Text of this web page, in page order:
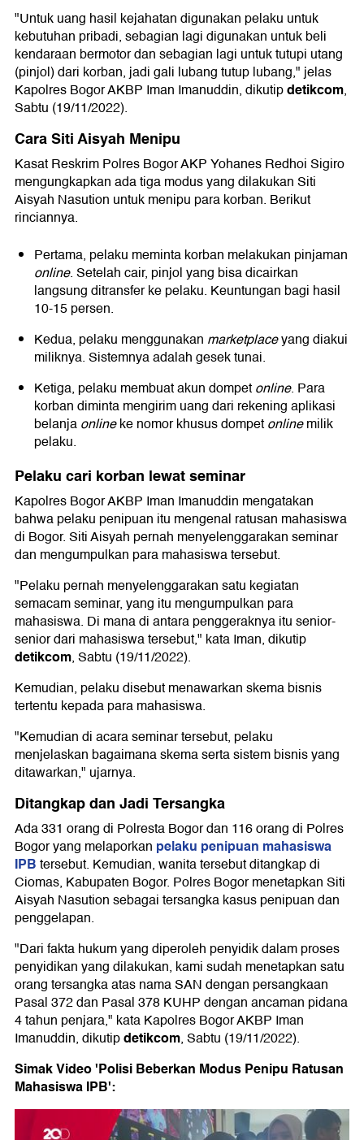
"Untuk uang hasil kejahatan digunakan pelaku untuk
kebutuhan pribadi, sebagian lagi digunakan untuk beli
kendaraan bermotor dan sebagian lagi untuk tutupi utang
(pinjol) dari korban, jadi gali lubang tutup lubang," jelas
Kapolres Bogor AKBP Iman Imanuddin, dikutipdetikcom,
Sabtu (19/11/2022).
Cara Siti Aisyah Menipu
Kasat Reskrim Polres Bogor AKP Yohanes Redhoi Sigiro
mengungkapkan ada tiga modus yang dilakukan Siti
Aisyah Nasution untuk menipu para korban. Berikut
rinciannya.
Pertama, pelaku meminta korban melakukan pinjaman
online. Setelah cair, pinjol yang bisa dicairkan
langsung ditransfer ke pelaku. Keuntungan bagi hasil
10-15 persen.
Kedua, pelaku menggunakan marketplaceyang diakui
miliknya. Sistemnya adalah gesek tunai.
Ketiga, pelaku membuat akun dompetonline. Para
korban diminta mengirim uang dari rekening aplikasi
belanjaonlineke nomor khusus dompetonlinemilik
pelaku.
Pelaku cari korban lewat seminar
Kapolres Bogor AKBP Iman Imanuddin mengatakan
bahwa pelaku penipuan itu mengenal ratusan mahasiswa
di Bogor. Siti Aisyah pernah menyelenggarakan seminar
dan mengumpulkan para mahasiswa tersebut.
"Pelaku pernah menyelenggarakan satu kegiatan
semacam seminar, yang itu mengumpulkan para
mahasiswa. Di mana di antara penggeraknya itu senior-
senior dari mahasiswa tersebut," kata Iman, dikutip
detikcom, Sabtu (19/11/2022).
Kemudian, pelaku disebut menawarkan skema bisnis
tertentu kepada para mahasiswa.
"Kemudian di acara seminar tersebut, pelaku
menjelaskan bagaimana skema serta sistem bisnis yang
ditawarkan," ujarnya.
Ditangkap dan Jadi Tersangka
Ada 331 orang di Polresta Bogor dan 116 orang di Polres
Bogor yang melaporkan pelaku penipuan mahasiswa
IPBtersebut. Kemudian, wanita tersebut ditangkap di
Ciomas, Kabupaten Bogor. Polres Bogor menetapkan Siti
Aisyah Nasution sebagai tersangka kasus penipuan dan
penggelapan.
"Dari fakta hukum yang diperoleh penyidik dalam proses
penyidikan yang dilakukan, kami sudah menetapkan satu
orang tersangka atas nama SAN dengan persangkaan
Pasal 372 dan Pasal 378 KUHP dengan ancaman pidana
4 tahun penjara," kata Kapolres Bogor AKBP Iman
Imanuddin, dikutipdetikcom, Sabtu (19/11/2022).
Simak Video 'Polisi Beberkan Modus Penipu Ratusan
Mahasiswa IPB':